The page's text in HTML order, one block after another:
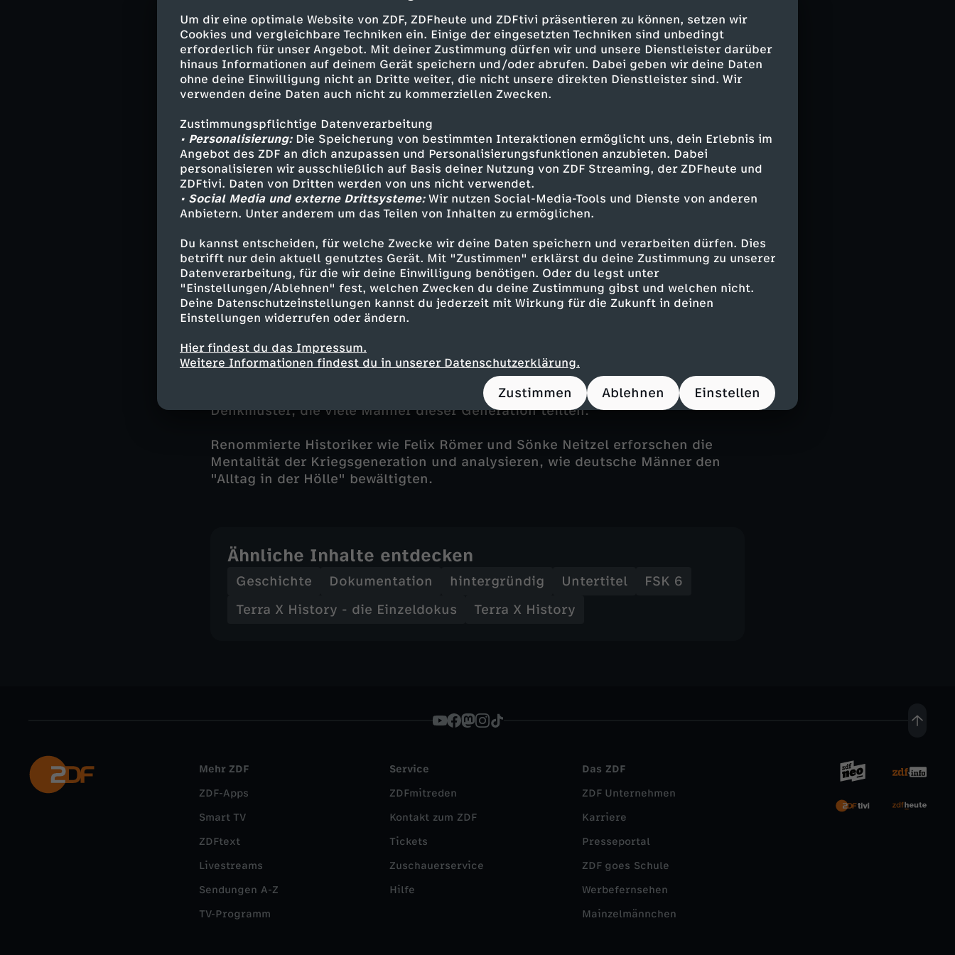
Um dir eine optimale Website von ZDF, ZDFheute und ZDFtivi präsentieren zu können, setzen wir
Cookies und vergleichbare Techniken ein. Einige der eingesetzten Techniken sind unbedingt
erforderlich für unser Angebot. Mit deiner Zustimmung dürfen wir und unsere Dienstleister darüber
hinaus Informationen auf deinem Gerät speichern und/oder abrufen. Dabei geben wir deine Daten
ohne deine Einwilligung nicht an Dritte weiter, die nicht unsere direkten Dienstleister sind. Wir
verwenden deine Daten auch nicht zu kommerziellen Zwecken.
Zustimmungspflichtige Datenverarbeitung
• Personalisierung:Die Speicherung von bestimmten Interaktionen ermöglicht uns, dein Erlebnis im
Angebot des ZDF an dich anzupassen und Personalisierungsfunktionen anzubieten. Dabei
personalisieren wir ausschließlich auf Basis deiner Nutzung von ZDF Streaming, der ZDFheute und
ZDFtivi. Daten von Dritten werden von uns nicht verwendet.
• Social Media und externe Drittsysteme:Wir nutzen Social-Media-Tools und Dienste von anderen
Anbietern. Unter anderem um das Teilen von Inhalten zu ermöglichen.
Du kannst entscheiden, für welche Zwecke wir deine Daten speichern und verarbeiten dürfen. Dies
betrifft nur dein aktuell genutztes Gerät. Mit "Zustimmen" erklärst du deine Zustimmung zu unserer
Datenverarbeitung, für die wir deine Einwilligung benötigen. Oder du legst unter
"Einstellungen/Ablehnen" fest, welchen Zwecken du deine Zustimmung gibst und welchen nicht.
Deine Datenschutzeinstellungen kannst du jederzeit mit Wirkung für die Zukunft in deinen
Einstellungen widerrufen oder ändern.
Hier findest du das Impressum.
Weitere Informationen findest du in unserer Datenschutzerklärung.
Zustimmen Ablehnen Einstellen
ihre Kriegserlebnisse der Jahre 1939 bis 1945. Siegfried Bethke, schon vor
dem Krieg Berufssoldat und Jagdflieger in der Luftwaffe, will sich bewähren,
bemerkt aber bald, dass die Angst sein ständiger Begleiter wird – zum Helden
ist er nicht geboren, und er schämt sich dafür.
Felix Elger ist als Besatzungssoldat fasziniert von Frankreich, um dann an der
Ostfront alle Schrecken des Winterkrieges kennenzulernen – fast jeden Tag
schreibt er an seine Frau und lässt sie in seine Seele blicken. 1942 fällt er –
kurz nachdem seine Tochter geboren wurde, die er nie kennenlernen konnte.
Als 18-Jähriger muss der Abiturient Walter Matte an der Ostfront kämpfen.
1944 gerät er in sowjetische Gefangenschaft und kann heimlich ein winziges
Tagebuch weiterführen, bis er im Herbst 1945 schwer krank entlassen wird
und zu seiner Mutter ins Rheinland zurückkehrt. Was diese Männer in ihren
schriftlichen Bekenntnissen zum Ausdruck bringen, ist nicht geprägt vom
Wissen der Nachkriegszeit, sondern unmittelbar und unverarbeitet.
18 Millionen Männer dienten in der Wehrmacht, fast jeder Dritte kam ums
Leben. Jeder erlebte "seinen eigenen" Krieg – das typische oder
repräsentative Kriegserlebnis kann es deshalb kaum geben. Doch es gibt
Denkmuster, die viele Männer dieser Generation teilten.
Renommierte Historiker wie Felix Römer und Sönke Neitzel erforschen die
Mentalität der Kriegsgeneration und analysieren, wie deutsche Männer den
"Alltag in der Hölle" bewältigten.
Ähnliche Inhalte entdecken
Geschichte Dokumentation hintergründig Untertitel
FSK 6
Terra X History - die Einzeldokus
Terra X History
Mehr ZDF
ZDF-Apps
Smart TV
ZDFtext
Livestreams
Sendungen A-Z
TV-Programm
Service
ZDFmitreden
Kontakt zum ZDF
Tickets
Zuschauerservice
Hilfe
Das ZDF
ZDF Unternehmen
Karriere
Presseportal
ZDF goes Schule
Werbefernsehen
Mainzelmännchen